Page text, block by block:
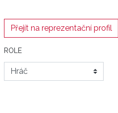
Přejít na reprezentační profil
ROLE